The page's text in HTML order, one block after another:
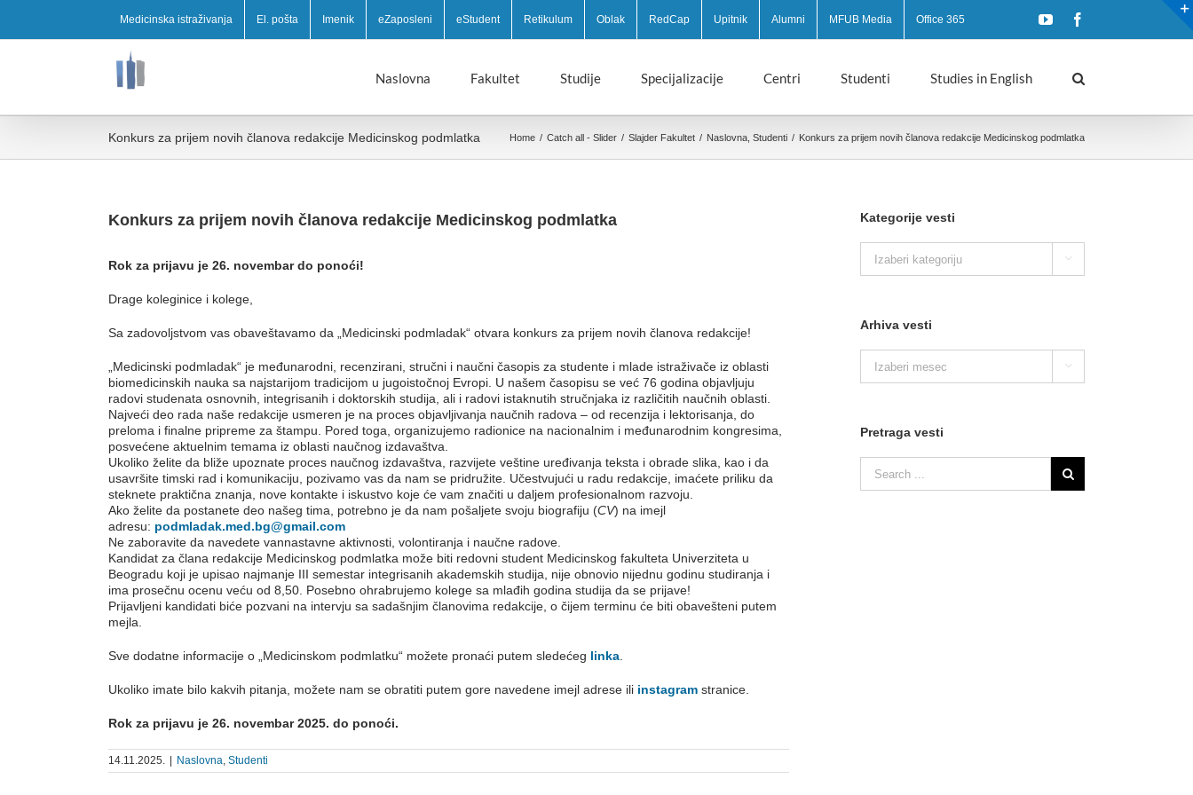
Medicinska istraživanja El. pošta Imenik eZaposleni eStudent Retikulum Oblak RedCap Upitnik Alumni MFUB Media Office 365 YouTube
Naslovna Fakultet Studije Specijalizacije Centri Studenti Studies in English
Konkurs za prijem novih članova redakcije Medicinskog podmlatka Home / Catch all - Slider / Slajder Fakultet / Naslovna Studenti / Konkurs za prijem novih članova redakcije Medicinskog podmlatka
Konkurs za prijem novih članova redakcije Medicinskog podmlatka
Rok za prijavu je 26. novembar do ponoći!
Drage koleginice i kolege,
Sa zadovoljstvom vas obaveštavamo da „Medicinski podmladak“ otvara konkurs za prijem novih članova redakcije!
„Medicinski podmladak“ je međunarodni, recenzirani, stručni i naučni časopis za studente i mlade istraživače iz oblasti
biomedicinskih nauka sa najstarijom tradicijom u jugoistočnoj Evropi. U našem časopisu se već 76 godina objavljuju
radovi studenata osnovnih, integrisanih i doktorskih studija, ali i radovi istaknutih stručnjaka iz različitih naučnih oblasti.
Najveći deo rada naše redakcije usmeren je na proces objavljivanja naučnih radova – od recenzija i lektorisanja, do
preloma i finalne pripreme za štampu. Pored toga, organizujemo radionice na nacionalnim i međunarodnim kongresima,
posvećene aktuelnim temama iz oblasti naučnog izdavaštva.
Ukoliko želite da bliže upoznate proces naučnog izdavaštva, razvijete veštine uređivanja teksta i obrade slika, kao i da
usavršite timski rad i komunikaciju, pozivamo vas da nam se pridružite. Učestvujući u radu redakcije, imaćete priliku da
steknete praktična znanja, nove kontakte i iskustvo koje će vam značiti u daljem profesionalnom razvoju.
Ako želite da postanete deo našeg tima, potrebno je da nam pošaljete svoju biografiju (CV) na imejl
adresu: podmladak.med.bg@gmail.com
Ne zaboravite da navedete vannastavne aktivnosti, volontiranja i naučne radove.
Kandidat za člana redakcije Medicinskog podmlatka može biti redovni student Medicinskog fakulteta Univerziteta u
Beogradu koji je upisao najmanje III semestar integrisanih akademskih studija, nije obnovio nijednu godinu studiranja i
ima prosečnu ocenu veću od 8,50. Posebno ohrabrujemo kolege sa mlađih godina studija da se prijave!
Prijavljeni kandidati biće pozvani na intervju sa sadašnjim članovima redakcije, o čijem terminu će biti obavešteni putem
mejla.
Sve dodatne informacije o „Medicinskom podmlatku“ možete pronaći putem sledećeg linka
Ukoliko imate bilo kakvih pitanja, možete nam se obratiti putem gore navedene imejl adrese ili instagram stranice.
Rok za prijavu je 26. novembar 2025. do ponoći.
14.11.2025. Naslovna, Studenti
Kategorije vesti
vesti

Arhiva vesti
vesti

Pretraga vesti